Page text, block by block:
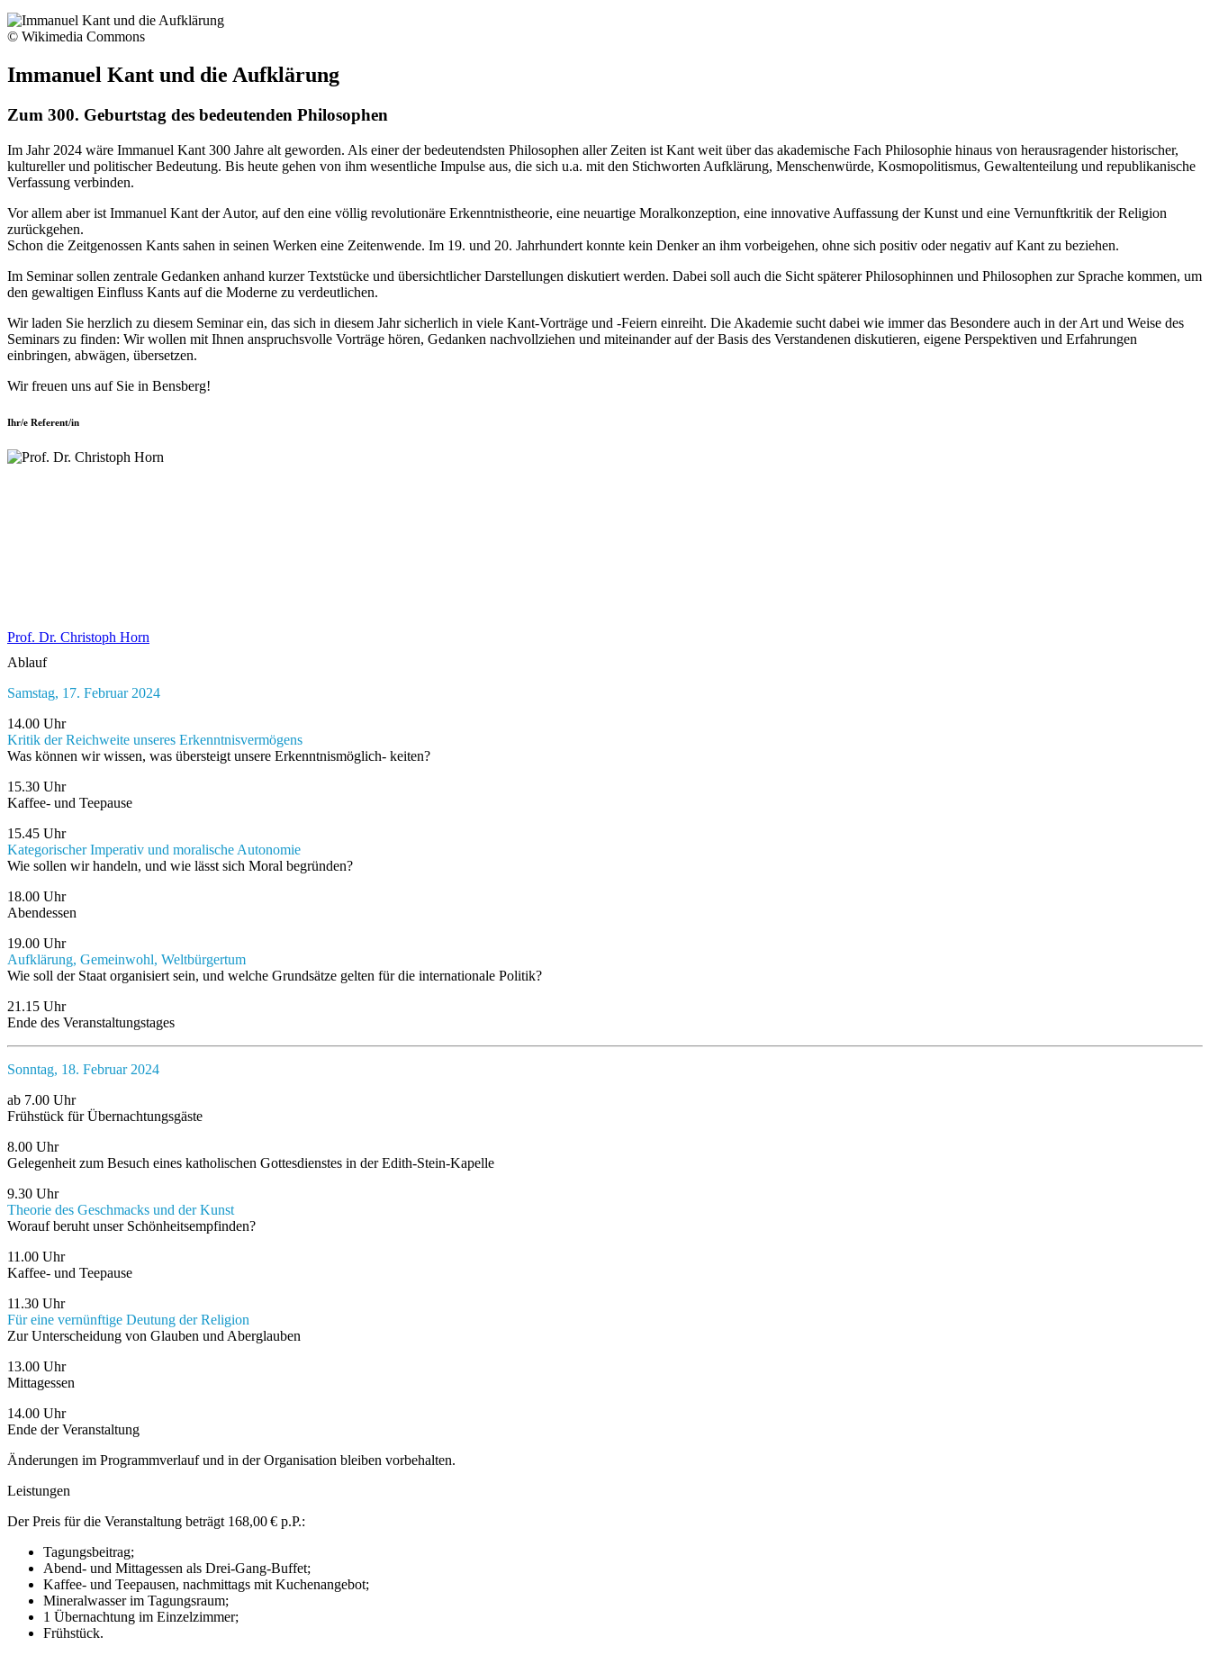
© Wikimedia Commons
Immanuel Kant und die Aufklärung
Zum 300. Geburtstag des bedeutenden Philosophen
Im Jahr 2024 wäre Immanuel Kant 300 Jahre alt geworden. Als einer der bedeutendsten Philosophen aller Zeiten ist Kant weit über das akademische Fach Philosophie hinaus von herausragender historischer,
kultureller und politischer Bedeutung. Bis heute gehen von ihm wesentliche Impulse aus, die sich u.a. mit den Stichworten Aufklärung, Menschenwürde, Kosmopolitismus, Gewaltenteilung und republikanische
Verfassung verbinden.
Vor allem aber ist Immanuel Kant der Autor, auf den eine völlig revolutionäre Erkenntnistheorie, eine neuartige Moralkonzeption, eine innovative Auffassung der Kunst und eine Vernunftkritik der Religion
zurückgehen.
Schon die Zeitgenossen Kants sahen in seinen Werken eine Zeitenwende. Im 19. und 20. Jahrhundert konnte kein Denker an ihm vorbeigehen, ohne sich positiv oder negativ auf Kant zu beziehen.
Im Seminar sollen zentrale Gedanken anhand kurzer Textstücke und übersichtlicher Darstellungen diskutiert werden. Dabei soll auch die Sicht späterer Philosophinnen und Philosophen zur Sprache kommen, um
den gewaltigen Einfluss Kants auf die Moderne zu verdeutlichen.
Wir laden Sie herzlich zu diesem Seminar ein, das sich in diesem Jahr sicherlich in viele Kant-Vorträge und -Feiern einreiht. Die Akademie sucht dabei wie immer das Besondere auch in der Art und Weise des
Seminars zu finden: Wir wollen mit Ihnen anspruchsvolle Vorträge hören, Gedanken nachvollziehen und miteinander auf der Basis des Verstandenen diskutieren, eigene Perspektiven und Erfahrungen
einbringen, abwägen, übersetzen.
Wir freuen uns auf Sie in Bensberg!
Ihr/e Referent/in
Prof. Dr. Christoph Horn
Ablauf
Samstag, 17. Februar 2024
14.00 Uhr
Kritik der Reichweite unseres Erkenntnisvermögens
Was können wir wissen, was übersteigt unsere Erkenntnismöglich- keiten?
15.30 Uhr
Kaffee- und Teepause
15.45 Uhr
Kategorischer Imperativ und moralische Autonomie
Wie sollen wir handeln, und wie lässt sich Moral begründen?
18.00 Uhr
Abendessen
19.00 Uhr
Aufklärung, Gemeinwohl, Weltbürgertum
Wie soll der Staat organisiert sein, und welche Grundsätze gelten für die internationale Politik?
21.15 Uhr
Ende des Veranstaltungstages
Sonntag, 18. Februar 2024
ab 7.00 Uhr
Frühstück für Übernachtungsgäste
8.00 Uhr
Gelegenheit zum Besuch eines katholischen Gottesdienstes in der Edith-Stein-Kapelle
9.30 Uhr
Theorie des Geschmacks und der Kunst
Worauf beruht unser Schönheitsempfinden?
11.00 Uhr
Kaffee- und Teepause
11.30 Uhr
Für eine vernünftige Deutung der Religion
Zur Unterscheidung von Glauben und Aberglauben
13.00 Uhr
Mittagessen
14.00 Uhr
Ende der Veranstaltung
Änderungen im Programmverlauf und in der Organisation bleiben vorbehalten.
Leistungen
Der Preis für die Veranstaltung beträgt 168,00 € p.P.:
Tagungsbeitrag;
Abend- und Mittagessen als Drei-Gang-Buffet;
Kaffee- und Teepausen, nachmittags mit Kuchenangebot;
Mineralwasser im Tagungsraum;
1 Übernachtung im Einzelzimmer;
Frühstück.